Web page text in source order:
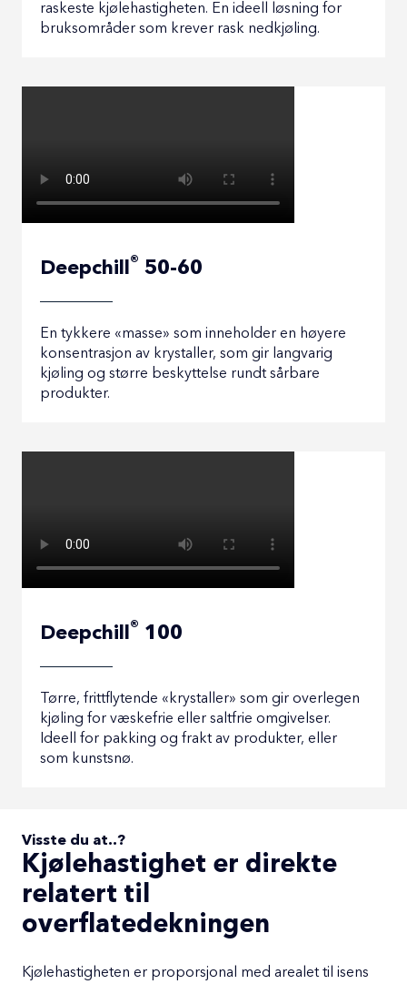
raskeste kjølehastigheten. En ideell løsning for
bruksområder som krever rask nedkjøling.
Deepchill ® 50-60
En tykkere «masse» som inneholder en høyere
konsentrasjon av krystaller, som gir langvarig
kjøling og større beskyttelse rundt sårbare
produkter.
Deepchill ® 100
Tørre, frittflytende «krystaller» som gir overlegen
kjøling for væskefrie eller saltfrie omgivelser.
Ideell for pakking og frakt av produkter, eller
som kunstsnø.
Visste du at..?
Kjølehastighet er direkte
relatert til
overflatedekningen
Kjølehastigheten er proporsjonal med arealet til isens